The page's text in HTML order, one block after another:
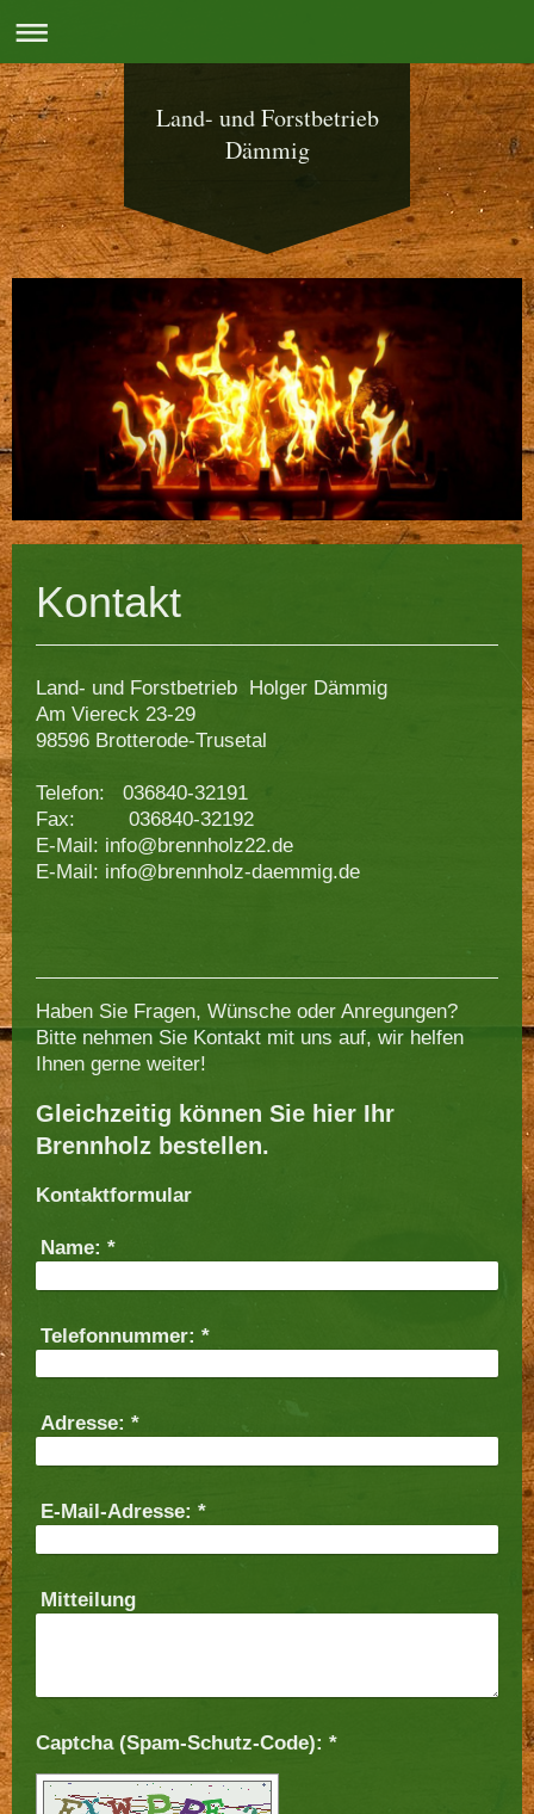
Land- und Forstbetrieb
Dämmig
Kontakt
Land- und Forstbetrieb Holger Dämmig
Am Viereck 23-29
98596 Brotterode-Trusetal
Telefon: 036840-32191
Fax: 036840-32192
E-Mail: info@brennholz22.de
E-Mail: info@brennholz-daemmig.de
Haben Sie Fragen, Wünsche oder Anregungen?
Bitte nehmen Sie Kontakt mit uns auf, wir helfen
Ihnen gerne weiter!
Gleichzeitig können Sie hier Ihr
Brennholz bestellen.
Kontaktformular
Name: *
Telefonnummer: *
Adresse: *
E-Mail-Adresse: *
Mitteilung
Captcha (Spam-Schutz-Code): *